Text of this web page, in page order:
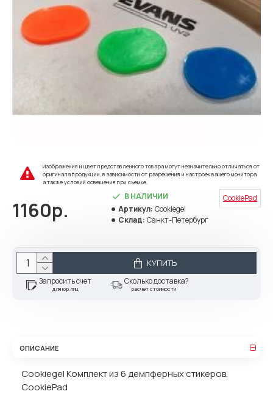
Изображения и цвет представленного товара могут незначительно отличаться от
оригинала продукции, в зависимости от разрешения и настроек вашего монитора,
а также условий освещения при съемке.
1160р.
В НАЛИЧИИ
Артикул: Cookiegel
Склад: Санкт-Петербург
CookiePad
КУПИТЬ
Запросить счет
для юр.лиц
Сколько доставка?
расчет стоимости
ОПИСАНИЕ
Cookiegel Комплект из 6 демпферных стикеров,
CookiePad